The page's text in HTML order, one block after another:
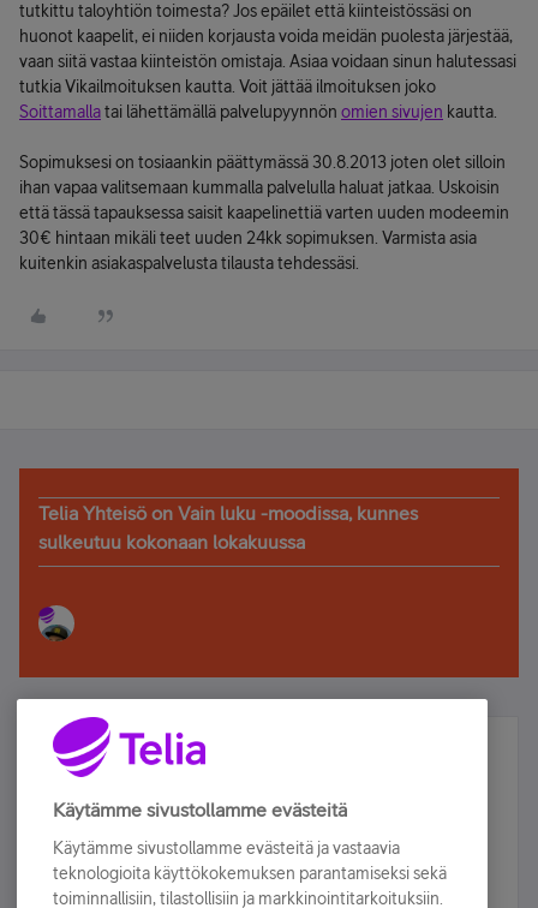
tutkittu taloyhtiön toimesta? Jos epäilet että kiinteistössäsi on
huonot kaapelit, ei niiden korjausta voida meidän puolesta järjestää,
vaan siitä vastaa kiinteistön omistaja. Asiaa voidaan sinun halutessasi
tutkia Vikailmoituksen kautta. Voit jättää ilmoituksen joko
Soittamallatai lähettämällä palvelupyynnön omien sivujen kautta.
Sopimuksesi on tosiaankin päättymässä 30.8.2013 joten olet silloin
ihan vapaa valitsemaan kummalla palvelulla haluat jatkaa. Uskoisin
että tässä tapauksessa saisit kaapelinettiä varten uuden modeemin
30€ hintaan mikäli teet uuden 24kk sopimuksen. Varmista asia
kuitenkin asiakaspalvelusta tilausta tehdessäsi.
Telia Yhteisö on Vain luku -moodissa, kunnes
sulkeutuu kokonaan lokakuussa
Älä jää paitsi – osallistu ja voita!
Tilaa Telian uutiskirje ja olet mukana arvonnassa.
sähköpostiisi.
Käytämme sivustollamme evästeitä
Käytämme sivustollamme evästeitä ja vastaavia
teknologioita käyttökokemuksen parantamiseksi sekä
toiminnallisiin, tilastollisiin ja markkinointitarkoituksiin.